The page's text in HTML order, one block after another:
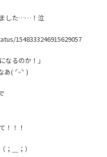
ました……！泣
1548333246915629057
なるのか！」
あ( ˊᵕˋ )
！！！
＿；）